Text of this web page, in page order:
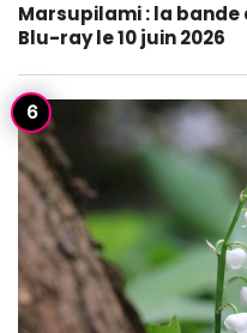
Marsupilami : la bande
Blu-ray le 10 juin 2026